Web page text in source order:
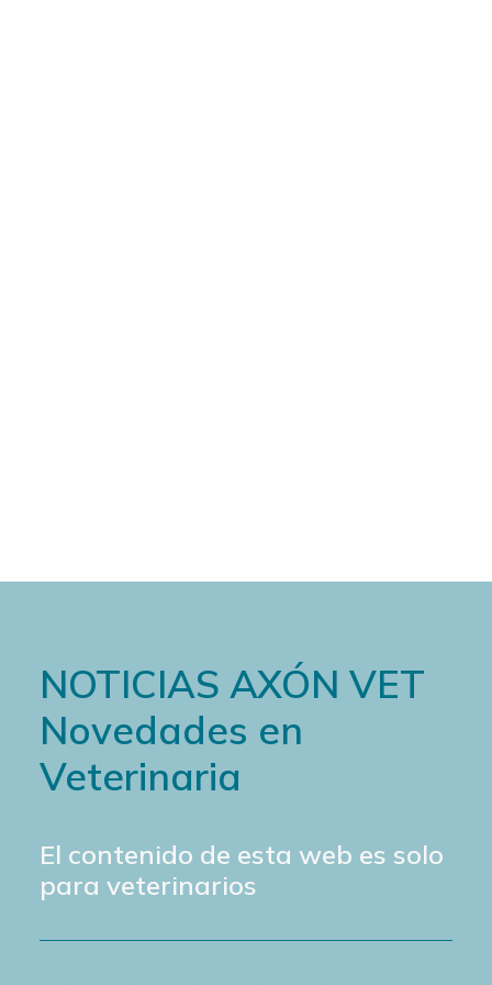
NOTICIAS AXÓN VET
Novedades en
Veterinaria
El contenido de esta web es solo
para veterinarios